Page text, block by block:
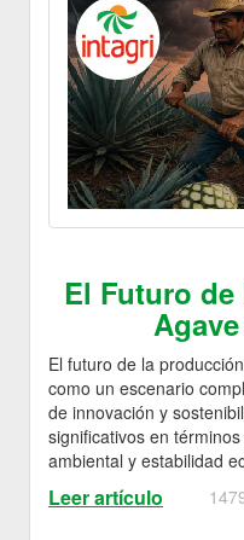
El Futuro
El futuro de la
como un escenario
de innovación y
significativos en
ambiental y estabilidad
Leer artículo